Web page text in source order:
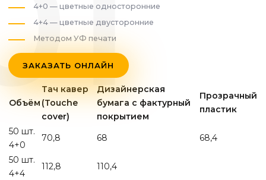
4+0 — цветные односторонние
4+4 — цветные двусторонние
Методом УФ печати
ЗАКАЗАТЬ ОНЛАЙН
Объём
Тач кавер
(Touche
cover)
Дизайнерская
бумага с фактурный
покрытием
Прозрачный
пластик
50 шт.
4+0
70,8 68 68,4
50 шт.
4+4
112,8 110,4